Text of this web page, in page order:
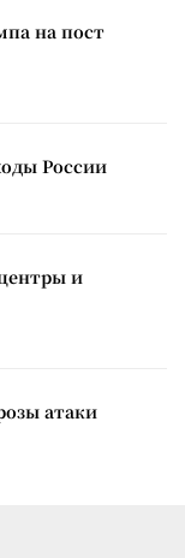
на пост
России
и
атаки